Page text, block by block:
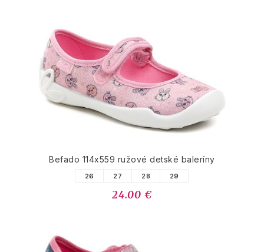
Befado 114x559 ružové detské baleríny
26 27 28 29
24.00 €